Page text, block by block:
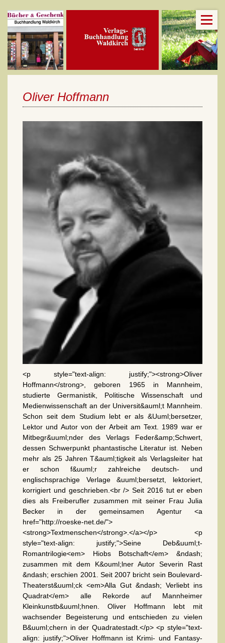
Oliver Hoffmann
<p style="text-align: justify;"><strong>Oliver
Hoffmann</strong>, geboren 1965 in Mannheim,
studierte Germanistik, Politische Wissenschaft und
Medienwissenschaft an der Universit&auml;t Mannheim.
Schon seit dem Studium lebt er als &Uuml;bersetzer,
Lektor und Autor von der Arbeit am Text. 1989 war er
Mitbegr&uuml;nder des Verlags Feder&amp;Schwert,
dessen Schwerpunkt phantastische Literatur ist. Neben
mehr als 25 Jahren T&auml;tigkeit als Verlagsleiter hat
er schon f&uuml;r zahlreiche deutsch- und
englischsprachige Verlage &uuml;bersetzt, lektoriert,
korrigiert und geschrieben.<br /> Seit 2016 tut er eben
dies als Freiberufler zusammen mit seiner Frau Julia
Becker in der gemeinsamen Agentur <a
href="http://roeske-net.de/">
<strong>Textmenschen</strong>.</a></p> <p
style="text-align: justify;">Seine Deb&uuml;t-
Romantrilogie<em> Hiobs Botschaft</em> &ndash;
zusammen mit dem K&ouml;lner Autor Severin Rast
&ndash; erschien 2001. Seit 2007 bricht sein Boulevard-
Theaterst&uuml;ck <em>Alla Gut &ndash; Verliebt ins
Quadrat</em> alle Rekorde auf Mannheimer
Kleinkunstb&uuml;hnen. Oliver Hoffmann lebt mit
wachsender Begeisterung und entschieden zu vielen
B&uuml;chern in der Quadratestadt.</p> <p style="text-
align: justify;">Oliver Hoffmann ist Krimi- und Fantasy-